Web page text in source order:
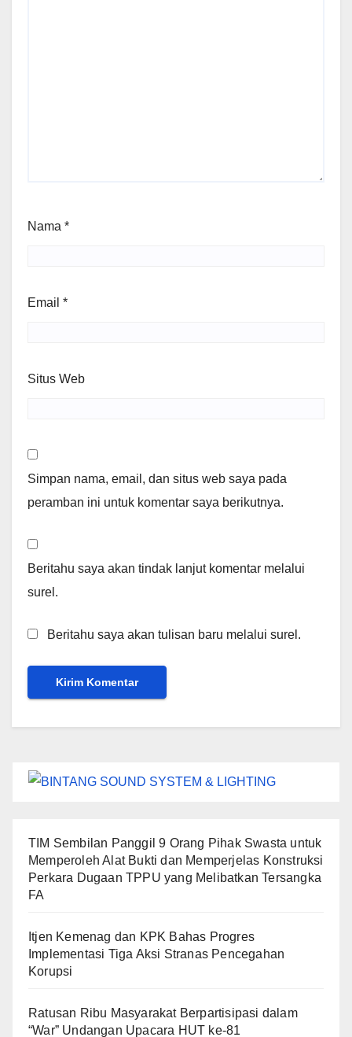
Nama *
Email *
Situs Web
Simpan nama, email, dan situs web saya pada
peramban ini untuk komentar saya berikutnya.
Beritahu saya akan tindak lanjut komentar melalui
surel.
Beritahu saya akan tulisan baru melalui surel.
TIM Sembilan Panggil 9 Orang Pihak Swasta untuk
Memperoleh Alat Bukti dan Memperjelas Konstruksi
Perkara Dugaan TPPU yang Melibatkan Tersangka
FA
Itjen Kemenag dan KPK Bahas Progres
Implementasi Tiga Aksi Stranas Pencegahan
Korupsi
Ratusan Ribu Masyarakat Berpartisipasi dalam
“War” Undangan Upacara HUT ke-81